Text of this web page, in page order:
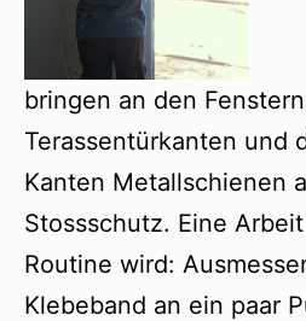
bringen an den
Terassentürkanten und
Kanten Metallschienen
Stossschutz. Eine
Routine wird:
Klebeband an ein paar